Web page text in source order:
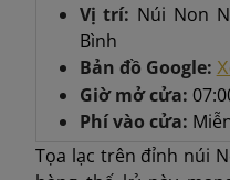
Vị trí: Núi Non
Bình
Bản đồ Google:
Giờ mở cửa:
Phí vào cửa:
Tọa lạc trên đỉnh núi